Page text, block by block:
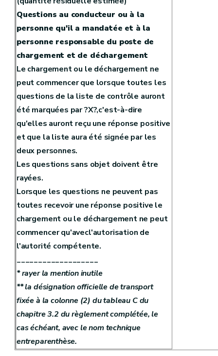
Questions au conducteur ou à la
personne qu'il a mandatée et à la
personne responsable du poste de
chargement et de déchargement
Le chargement ou le déchargement ne
peut commencer que lorsque toutes les
questions de la liste de contrôle auront
été marquées par ?X?,c'est-à-dire
qu'elles auront reçu une réponse positive
et que la liste aura été signée par les
deux personnes.
Les questions sans objet doivent être
rayées.
Lorsque les questions ne peuvent pas
toutes recevoir une réponse positive le
chargement ou le déchargement ne peut
commencer qu'avecl'autorisation de
l'autorité compétente.
___________________
* rayer la mention inutile
** la désignation officielle de transport
fixée à la colonne (2) du tableau C du
chapitre 3.2 du règlement complétée, le
cas échéant, avec le nom technique
entreparenthèse.